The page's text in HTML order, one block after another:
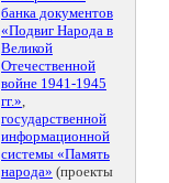
банка документов
«Подвиг Народа в
Великой
Отечественной
войне 1941-1945
гг.»,
государственной
информационной
системы «Память
народа» (проекты